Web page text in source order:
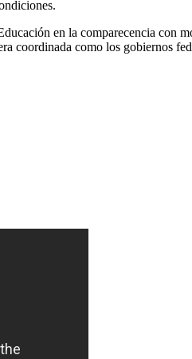
en la comparecencia con
coordinada como los gobiernos